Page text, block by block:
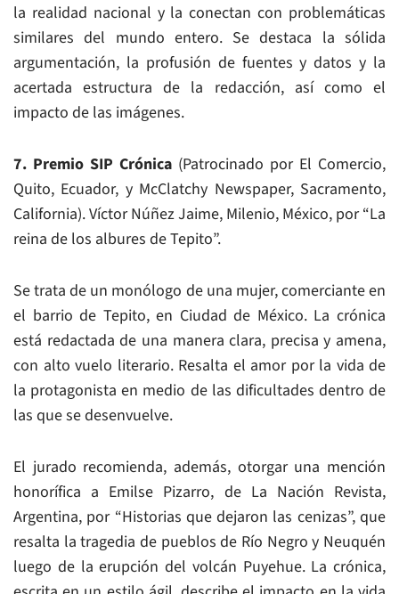
la realidad nacional y la conectan con problemáticas
similares del mundo entero. Se destaca la sólida
argumentación, la profusión de fuentes y datos y la
acertada estructura de la redacción, así como el
impacto de las imágenes.
7. Premio SIP Crónica (Patrocinado por El Comercio,
Quito, Ecuador, y McClatchy Newspaper, Sacramento,
California). Víctor Núñez Jaime, Milenio, México, por “La
reina de los albures de Tepito”.
Se trata de un monólogo de una mujer, comerciante en
el barrio de Tepito, en Ciudad de México. La crónica
está redactada de una manera clara, precisa y amena,
con alto vuelo literario. Resalta el amor por la vida de
la protagonista en medio de las dificultades dentro de
las que se desenvuelve.
El jurado recomienda, además, otorgar una mención
honorífica a Emilse Pizarro, de La Nación Revista,
Argentina, por “Historias que dejaron las cenizas”, que
resalta la tragedia de pueblos de Río Negro y Neuquén
luego de la erupción del volcán Puyehue. La crónica,